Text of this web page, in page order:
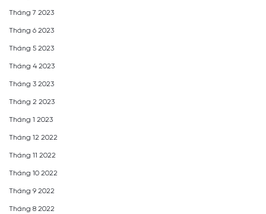
Tháng 7 2023
Tháng 6 2023
Tháng 5 2023
Tháng 4 2023
Tháng 3 2023
Tháng 2 2023
Tháng 1 2023
Tháng 12 2022
Tháng 11 2022
Tháng 10 2022
Tháng 9 2022
Tháng 8 2022